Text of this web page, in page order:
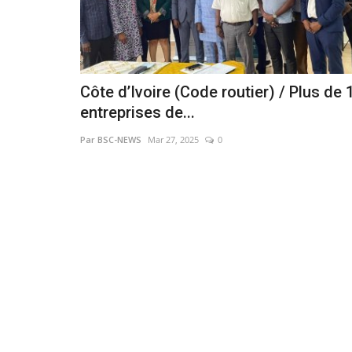
Côte d’Ivoire (Code routier) / Plus de
entreprises de...
Par BSC-NEWS Mar 27, 2025 0